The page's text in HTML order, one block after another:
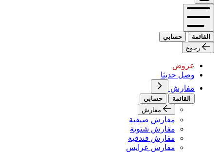
القائمة
حسابي
رجوع
عروض
وصل حديثا
مفارش
القائمة
حسابي
مفارش
مفارش صيفية
مفارش شتوية
مفارش فندقية
مفارش عرايس